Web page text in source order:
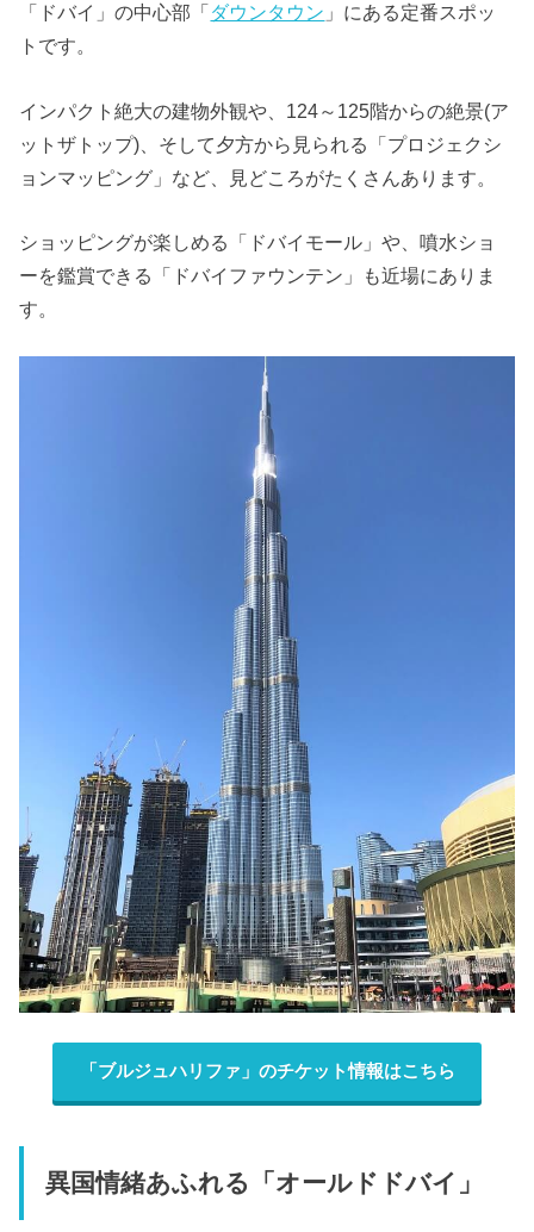
「ドバイ」の中心部「ダウンタウン 」にある定番スポッ
トです。
インパクト絶大の建物外観や、124～125階からの絶景(ア
ットザトップ)、そして夕方から見られる「プロジェクシ
ョンマッピング」など、見どころがたくさんあります。
ショッピングが楽しめる「ドバイモール」や、噴水ショ
ーを鑑賞できる「ドバイファウンテン」も近場にありま
す。
「ブルジュハリファ」のチケット情報はこちら
異国情緒あふれる「オールドドバイ」